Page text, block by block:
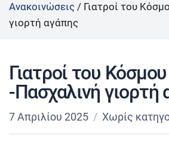
Ανακοινώσεις / Γιατροί του
γιορτή αγάπης
Γιατροί του Κόσμου
-Πασχαλινή γιορτή
7 Απριλίου 2025 Χωρίς